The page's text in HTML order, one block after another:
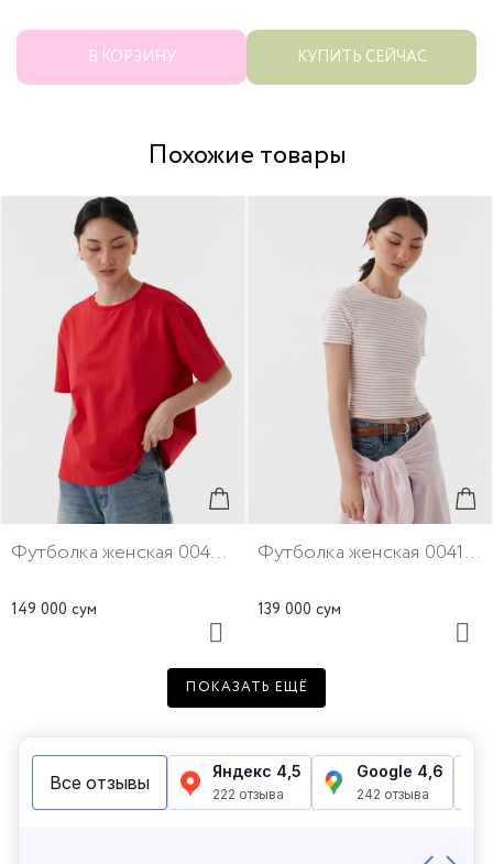
В КОРЗИНУ КУПИТЬ СЕЙЧАС
Похожие товары
Футболка женская 00406-7
149 000 сум
Футболка женская 00416-51
139 000 сум
ПОКАЗАТЬ ЕЩЁ